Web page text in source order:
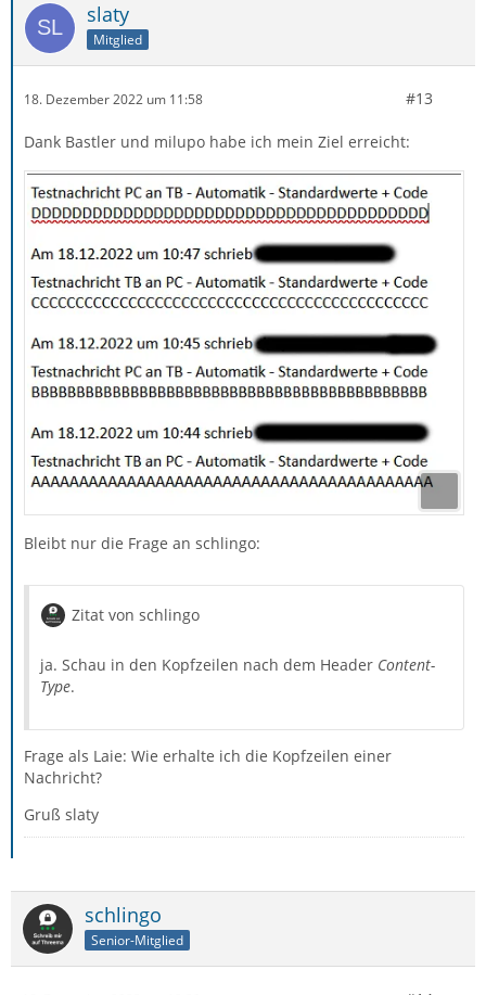
slaty
Mitglied
18. Dezember 2022 um 11:58 #13
Dank Bastler und milupo habe ich mein Ziel erreicht:
Bleibt nur die Frage an schlingo:
Zitat von schlingo
ja. Schau in den Kopfzeilen nach dem Header Content-
Type.
Frage als Laie: Wie erhalte ich die Kopfzeilen einer
Nachricht?
Gruß slaty
schlingo
Senior-Mitglied